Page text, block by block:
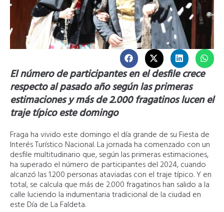
El número de participantes en el desfile crece
respecto al pasado año según las primeras
estimaciones y más de 2.000 fragatinos lucen el
traje típico este domingo
Fraga ha vivido este domingo el día grande de su Fiesta de
Interés Turístico Nacional. La jornada ha comenzado con un
desfile multitudinario que, según las primeras estimaciones,
ha superado el número de participantes del 2024, cuando
alcanzó las 1.200 personas ataviadas con el traje típico. Y en
total, se calcula que más de 2.000 fragatinos han salido a la
calle luciendo la indumentaria tradicional de la ciudad en
este Día de La Faldeta.